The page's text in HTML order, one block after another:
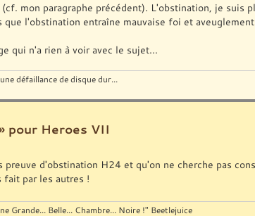
mon paragraphe précédent). L'obstination, je suis
l'obstination entraîne mauvaise foi et
qui n'a rien à voir avec le sujet...
défaillance de disque dur...
pour Heroes VII
d'obstination H24 et qu'on ne cherche pas
fait par les autres !
Grande... Belle... Chambre... Noire !" Beetlejuice